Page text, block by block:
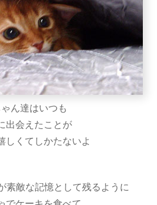
ん達はいつも
出会えたことが
しくてしかたないよ
素敵な記憶として残るように